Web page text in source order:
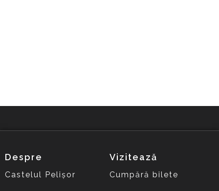
Despre
Castelul Pelișor
Vizitează
Cumpără bilete